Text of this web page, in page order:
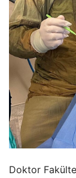
Doktor